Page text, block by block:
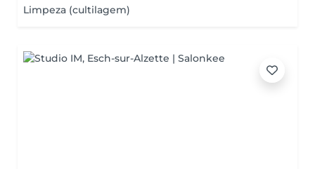
Limpeza (cultilagem)